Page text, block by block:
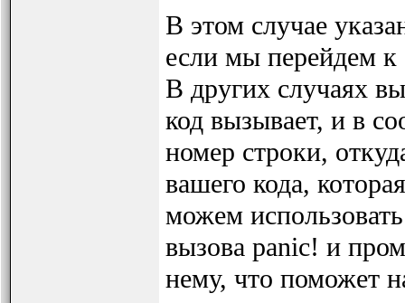
В этом случае
если мы перейдем к
В других случаях
код вызывает, и в
номер строки,
вашего кода,
можем
вызова panic! и
нему, что поможет